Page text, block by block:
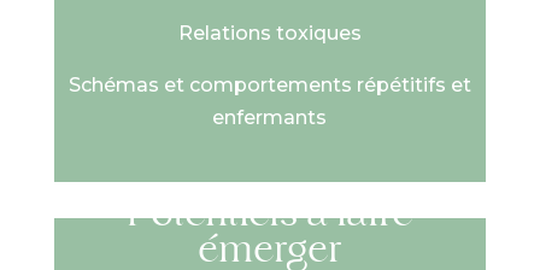
Relations toxiques
Schémas et comportements répétitifs et
enfermants
Potentiels à faire
émerger